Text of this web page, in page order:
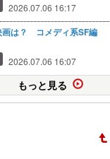
2026.07.06 16:17
画は？ コメディ系SF編
2026.07.06 16:07
もっと見る